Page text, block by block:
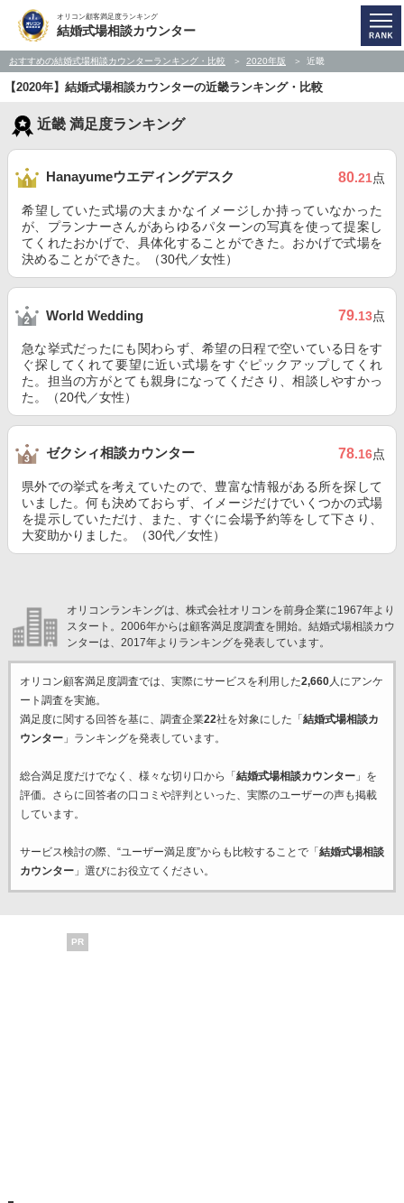
オリコン顧客満足度ランキング
結婚式場相談カウンター
おすすめの結婚式場相談カウンターランキング・比較 2020年版 近畿
【2020年】結婚式場相談カウンターの近畿ランキング・比較
近畿 満足度ランキング
Hanayumeウエディングデスク 80.21点
希望していた式場の大まかなイメージしか持っていなかった
が、プランナーさんがあらゆるパターンの写真を使って提案し
てくれたおかげで、具体化することができた。おかげで式場を
決めることができた。（30代／女性）
World Wedding 79.13点
急な挙式だったにも関わらず、希望の日程で空いている日をす
ぐ探してくれて要望に近い式場をすぐピックアップしてくれ
た。担当の方がとても親身になってくださり、相談しやすかっ
た。（20代／女性）
ゼクシィ相談カウンター 78.16点
県外での挙式を考えていたので、豊富な情報がある所を探して
いました。何も決めておらず、イメージだけでいくつかの式場
を提示していただけ、また、すぐに会場予約等をして下さり、
大変助かりました。（30代／女性）
オリコンランキングは、株式会社オリコンを前身企業に1967年より
スタート。2006年からは顧客満足度調査を開始。結婚式場相談カウ
ンターは、2017年よりランキングを発表しています。
オリコン顧客満足度調査では、実際にサービスを利用した2,660人にアンケ
ート調査を実施。
満足度に関する回答を基に、調査企業22社を対象にした「 結婚式場相談カ
ウンター」ランキングを発表しています。
総合満足度だけでなく、様々な切り口から「 結婚式場相談カウンター」を
評価。さらに回答者の口コミや評判といった、実際のユーザーの声も掲載
しています。
サービス検討の際、“ユーザー満足度”からも比較することで「 結婚式場相談
カウンター」選びにお役立てください。
PR